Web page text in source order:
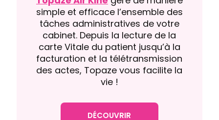
simple et efficace l’ensemble des
tâches administratives de votre
cabinet. Depuis la lecture de la
carte Vitale du patient jusqu’à la
facturation et la télétransmission
des actes, Topaze vous facilite la
vie !
DÉCOUVRIR